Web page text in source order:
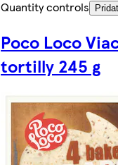
Quantity controls
Poco Loco
tortilly 245 g